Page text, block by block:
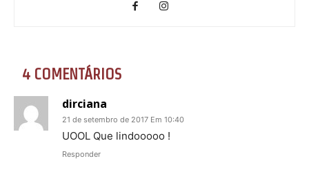
4 COMENTÁRIOS
dirciana
21 de setembro de 2017 Em 10:40
UOOL Que lindooooo !
Responder